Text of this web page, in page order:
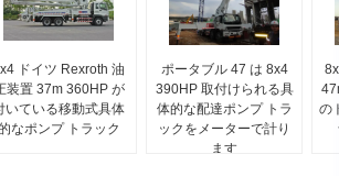
ドイツ Rexroth 油
装置 37m 360HP が
いている移動式具体
なポンプ トラック
ポータブル 47 は 8x4
390HP 取付けられる具
体的な配達ポンプ トラ
ックをメーターで計り
ます
の